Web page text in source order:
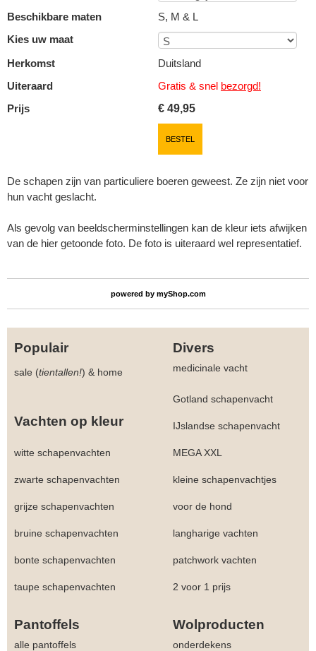
Beschikbare maten
S, M & L
Kies uw maat
Herkomst
Duitsland
Uiteraard
Gratis & snel bezorgd!
Prijs
€ 49,95
BESTEL
De schapen zijn van particuliere boeren geweest. Ze zijn niet voor
hun vacht geslacht.
Als gevolg van beeldscherminstellingen kan de kleur iets afwijken
van de hier getoonde foto. De foto is uiteraard wel representatief.
powered by myShop.com
Populair Divers
sale (tientallen!) & home medicinale vacht
Gotland schapenvacht
Vachten op kleur IJslandse schapenvacht
witte schapenvachten MEGA XXL
zwarte schapenvachten kleine schapenvachtjes
grijze schapenvachten voor de hond
bruine schapenvachten langharige vachten
bonte schapenvachten patchwork vachten
taupe schapenvachten 2 voor 1 prijs
Pantoffels Wolproducten
alle pantoffels onderdekens